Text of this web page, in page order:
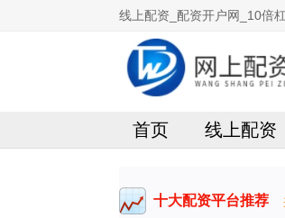
线上配资_配资开户网_10倍
首页 线上配资
十大配资平台推荐